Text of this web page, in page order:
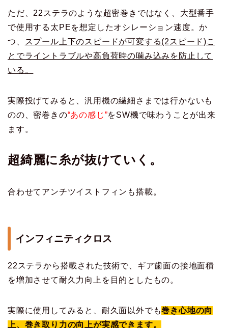
ただ、22ステラのような超密巻きではなく、大型番手
で使用する太PEを想定したオシレーション速度。か
つ、
スプール上下のスピードが可変する(2スピード)こ
とでライントラブルや高負荷時の噛み込みを防止して
いる。
実際投げてみると、汎用機の繊細さまでは行かないも
のの、密巻きの“あの感じ”をSW機で味わうことが出来
ます。
超綺麗に糸が抜けていく。
合わせてアンチツイストフィンも搭載。
インフィニティクロス
22ステラから搭載された技術で、ギア歯面の接地面積
を増加させて耐久力向上を目的としたもの。
実際に使用してみると、耐久面以外でも巻き心地の向
上、巻き取り力の向上が実感できます。